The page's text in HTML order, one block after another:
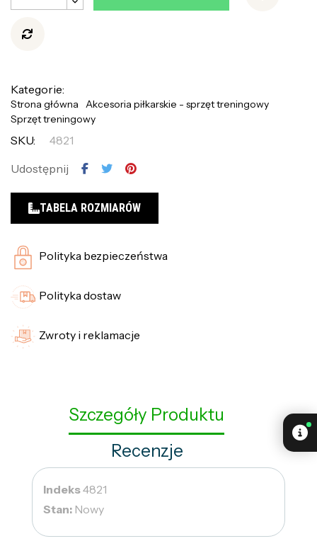
Kategorie:
Strona główna
Akcesoria piłkarskie - sprzęt treningowy
Sprzęt treningowy
SKU:
4821
Udostępnij
TABELA ROZMIARÓW
Polityka bezpieczeństwa
Polityka dostaw
Zwroty i reklamacje
Szczegóły Produktu
Recenzje
Indeks4821
Stan: Nowy